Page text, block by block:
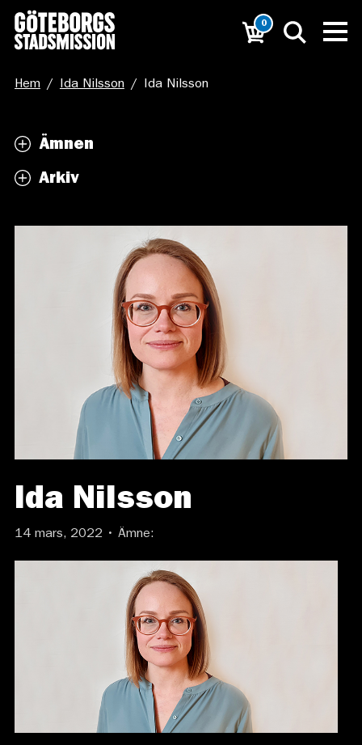
0
Hem / Ida Nilsson / Ida Nilsson
Ämnen
Arkiv
Ida Nilsson
14 mars, 2022 • Ämne: